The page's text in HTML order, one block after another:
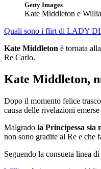
Getty Images
Kate Middleton e
Quali sono i flirt di LADY
Kate Middleton è tornata
Re Carlo.
Kate Middleton,
Dopo il momento felice
causa delle rivelazioni
Malgrado la Principessa sia
non sono gradite al Re e che
Seguendo la consueta linea